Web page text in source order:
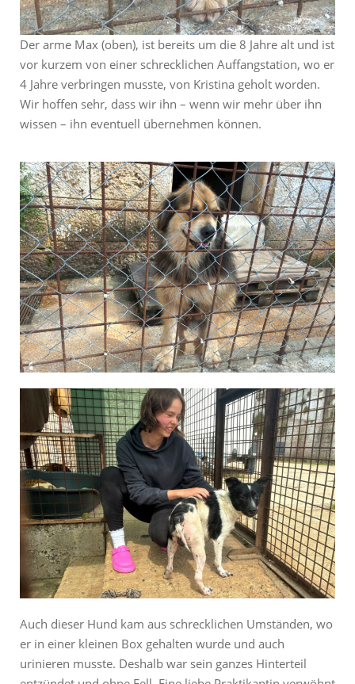
Der arme Max (oben), ist bereits um die 8 Jahre alt und ist
vor kurzem von einer schrecklichen Auffangstation, wo er
4 Jahre verbringen musste, von Kristina geholt worden.
Wir hoffen sehr, dass wir ihn – wenn wir mehr über ihn
wissen – ihn eventuell übernehmen können.
Auch dieser Hund kam aus schrecklichen Umständen, wo
er in einer kleinen Box gehalten wurde und auch
urinieren musste. Deshalb war sein ganzes Hinterteil